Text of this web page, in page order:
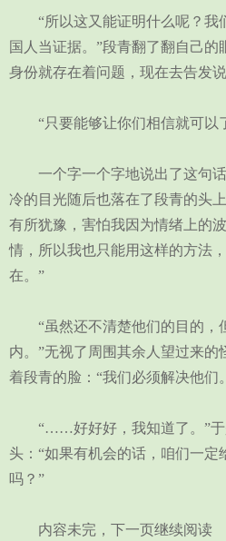
“所以这又能证明什么呢？我
国人当证据。”段青翻了翻自己的
身份就存在着问题，现在去告发
“只要能够让你们相信就可以
一个字一个字地说出了这句话
冷的目光随后也落在了段青的头
有所犹豫，害怕我因为情绪上的
情，所以我也只能用这样的方法
在。”
“虽然还不清楚他们的目的，
内。”无视了周围其余人望过来
着段青的脸：“我们必须解决他们
“……好好好，我知道了。”于
头：“如果有机会的话，咱们一定
吗？”
内容未完，下一页继续阅读